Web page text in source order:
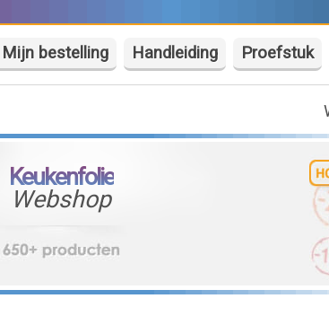
Mijn bestelling Handleiding Proefstuk
Keukenfolie
Webshop